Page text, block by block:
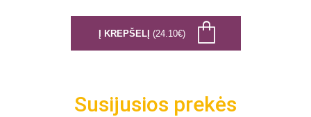
Į KREPŠELĮ (24.10€)
Susijusios prekės